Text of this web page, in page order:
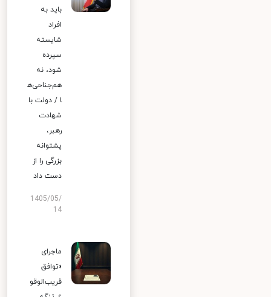
باید به
افراد
شایسته
سپرده
شود، نه
هم‌جناحی‌ه
ا / دولت با
شهادت
رهبر،
پشتوانه
بزرگی را از
دست داد
1405/05/
14
ماجرای
«توافق
قریب‌الوقو